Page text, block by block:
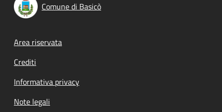
Comune di Basicò
Footer menu
Area riservata
Crediti
Informativa privacy
Note legali